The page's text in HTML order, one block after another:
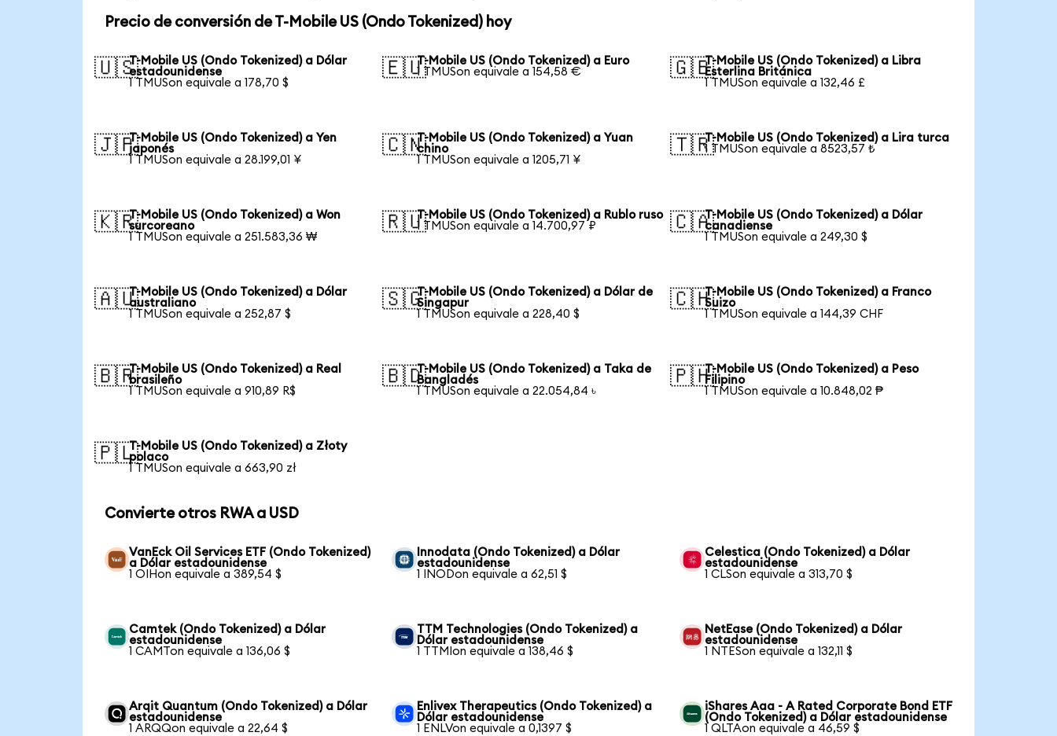
Precio de conversión de T-Mobile US (Ondo Tokenized) hoy
🇺🇸T-Mobile US (Ondo Tokenized) a Dólar
estadounidense
1 TMUSon equivale a 178,70 $
🇪🇺T-Mobile US (Ondo Tokenized) a Euro
1 TMUSon equivale a 154,58 €
🇬🇧T-Mobile US (Ondo Tokenized) a Libra
Esterlina Británica
1 TMUSon equivale a 132,46 £
🇯🇵T-Mobile US (Ondo Tokenized) a Yen
japonés
1 TMUSon equivale a 28.199,01 ¥
🇨🇳T-Mobile US (Ondo Tokenized) a Yuan
chino
1 TMUSon equivale a 1205,71 ¥
🇹🇷T-Mobile US (Ondo Tokenized) a Lira turca
1 TMUSon equivale a 8523,57 ₺
🇰🇷T-Mobile US (Ondo Tokenized) a Won
surcoreano
1 TMUSon equivale a 251.583,36 ₩
🇷🇺T-Mobile US (Ondo Tokenized) a Rublo ruso
1 TMUSon equivale a 14.700,97 ₽
🇨🇦T-Mobile US (Ondo Tokenized) a Dólar
canadiense
1 TMUSon equivale a 249,30 $
🇦🇺T-Mobile US (Ondo Tokenized) a Dólar
australiano
1 TMUSon equivale a 252,87 $
🇸🇬T-Mobile US (Ondo Tokenized) a Dólar de
Singapur
1 TMUSon equivale a 228,40 $
🇨🇭T-Mobile US (Ondo Tokenized) a Franco
Suizo
1 TMUSon equivale a 144,39 CHF
🇧🇷T-Mobile US (Ondo Tokenized) a Real
brasileño
1 TMUSon equivale a 910,89 R$
🇧🇩T-Mobile US (Ondo Tokenized) a Taka de
Bangladés
1 TMUSon equivale a 22.054,84 ৳
🇵🇭T-Mobile US (Ondo Tokenized) a Peso
Filipino
1 TMUSon equivale a 10.848,02 ₱
🇵🇱T-Mobile US (Ondo Tokenized) a Złoty
polaco
1 TMUSon equivale a 663,90 zł
Convierte otros RWA a USD
VanEck Oil Services ETF (Ondo Tokenized)
a Dólar estadounidense
1 OIHon equivale a 389,54 $
Innodata (Ondo Tokenized) a Dólar
estadounidense
1 INODon equivale a 62,51 $
Celestica (Ondo Tokenized) a Dólar
estadounidense
1 CLSon equivale a 313,70 $
Camtek (Ondo Tokenized) a Dólar
estadounidense
1 CAMTon equivale a 136,06 $
TTM Technologies (Ondo Tokenized) a
Dólar estadounidense
1 TTMIon equivale a 138,46 $
NetEase (Ondo Tokenized) a Dólar
estadounidense
1 NTESon equivale a 132,11 $
Arqit Quantum (Ondo Tokenized) a Dólar
estadounidense
1 ARQQon equivale a 22,64 $
Enlivex Therapeutics (Ondo Tokenized) a
Dólar estadounidense
1 ENLVon equivale a 0,1397 $
iShares Aaa - A Rated Corporate Bond ETF
(Ondo Tokenized) a Dólar estadounidense
1 QLTAon equivale a 46,59 $